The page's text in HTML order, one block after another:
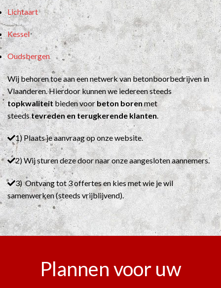
Lichtaart
Kessel
Oudsbergen
Wij behoren toe aan een netwerk van betonboorbedrijven in
Vlaanderen. Hierdoor kunnen we iedereen steeds
topkwaliteitbieden voorbeton borenmet
steedstevreden en terugkerende klanten
1) Plaats je aanvraag op onze website.
2) Wij sturen deze door naar onze aangesloten aannemers.
3) Ontvang tot 3 offertes en kies met wie je wil
samenwerken (steeds vrijblijvend).
Plannen voor uw